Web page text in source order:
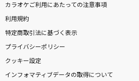
カラオケご利用にあたっての注意事項
利用規約
特定商取引法に基づく表示
プライバシーポリシー
クッキー設定
インフォマティブデータの取得について